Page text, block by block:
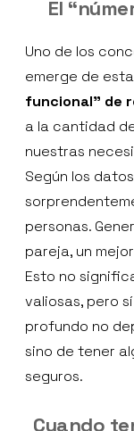
El
Uno de los
emerge de
funcional” de
a la cantidad
nuestras
Según los
personas.
pareja, un
Esto no
valiosas, pero
profundo no
sino de tener
seguros.
Cuando